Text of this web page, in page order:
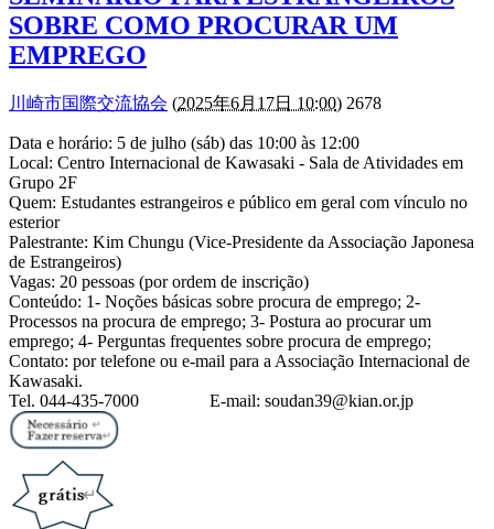
SOBRE COMO PROCURAR UM
EMPREGO
川崎市国際交流協会 (2025年6月17日 10:00) 2678
Data e horário: 5 de julho (sáb) das 10:00 às 12:00
Local: Centro Internacional de Kawasaki - Sala de Atividades em
Grupo 2F
Quem: Estudantes estrangeiros e público em geral com vínculo no
esterior
Palestrante: Kim Chungu (Vice-Presidente da Associação Japonesa
de Estrangeiros)
Vagas: 20 pessoas (por ordem de inscrição)
Conteúdo: 1- Noções básicas sobre procura de emprego; 2-
Processos na procura de emprego; 3- Postura ao procurar um
emprego; 4- Perguntas frequentes sobre procura de emprego;
Contato: por telefone ou e-mail para a Associação Internacional de
Kawasaki.
Tel. 044-435-7000 E-mail: soudan39@kian.or.jp